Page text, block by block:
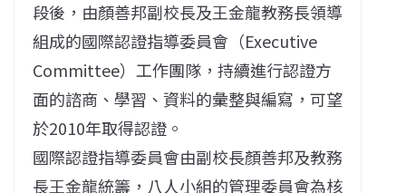
段後，由顏善邦副校長及王金龍教務長領導
組成的國際認證指導委員會（Executive
Committee）工作團隊，持續進行認證方
面的諮商、學習、資料的彙整與編寫，可望
於2010年取得認證。
國際認證指導委員會由副校長顏善邦及教務
長王金龍統籌，八人小組的管理委員會為核